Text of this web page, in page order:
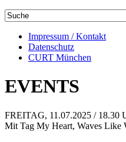
Impressum / Kontakt
Datenschutz
CURT München
EVENTS
FREITAG, 11.07.2025 / 18.30
Mit Tag My Heart, Waves Like